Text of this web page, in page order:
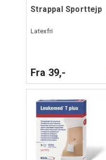
Strappal Sporttejp
Latexfri
Fra 39,-